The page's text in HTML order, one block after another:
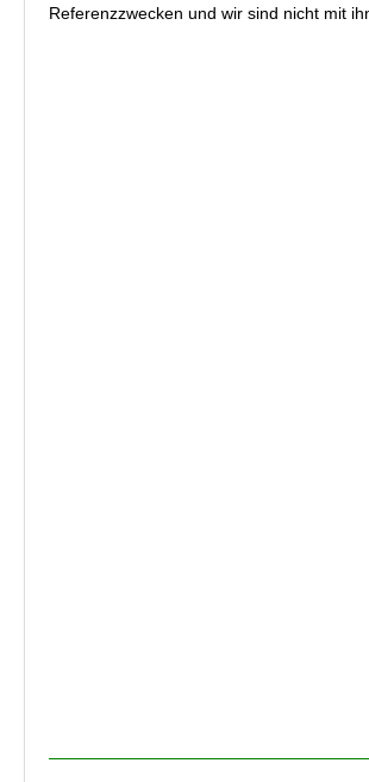
Referenzzwecken und wir sind nicht mit